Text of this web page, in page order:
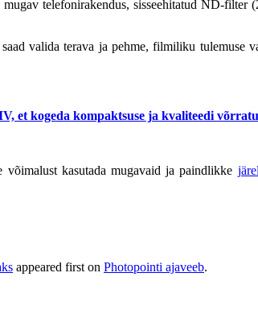
telefonirakendus, sisseehitatud ND-filter
valida terava ja pehme, filmiliku tulemuse
et kogeda kompaktsuse ja kvaliteedi
kasutada mugavaid ja paindlikke
appeared first on Photopointi ajaveeb.